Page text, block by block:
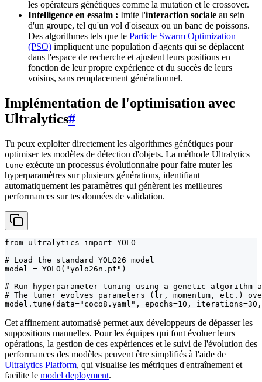
les opérateurs génétiques comme la mutation et le crossover.
Intelligence en essaim : Imite l'interaction sociale au sein
d'un groupe, tel qu'un vol d'oiseaux ou un banc de poissons.
Des algorithmes tels que le Particle Swarm Optimization
(PSO) impliquent une population d'agents qui se déplacent
dans l'espace de recherche et ajustent leurs positions en
fonction de leur propre expérience et du succès de leurs
voisins, sans remplacement générationnel.
Implémentation de l'optimisation avec
Ultralytics#
Tu peux exploiter directement les algorithmes génétiques pour
optimiser tes modèles de détection d'objets. La méthode Ultralytics
tune exécute un processus évolutionnaire pour faire muter les
hyperparamètres sur plusieurs générations, identifiant
automatiquement les paramètres qui génèrent les meilleures
performances sur tes données de validation.
from ultralytics import YOLO
# Load the standard YOLO26 model
model = YOLO("yolo26n.pt")
# Run hyperparameter tuning using a genetic algorithm
# The tuner evolves parameters (lr, momentum, etc.)
model.tune(data="coco8.yaml", epochs=10,
Cet affinement automatisé permet aux développeurs de dépasser les
suppositions manuelles. Pour les équipes qui font évoluer leurs
opérations, la gestion de ces expériences et le suivi de l'évolution des
performances des modèles peuvent être simplifiés à l'aide de
Ultralytics Platform, qui visualise les métriques d'entraînement et
facilite le model deployment.